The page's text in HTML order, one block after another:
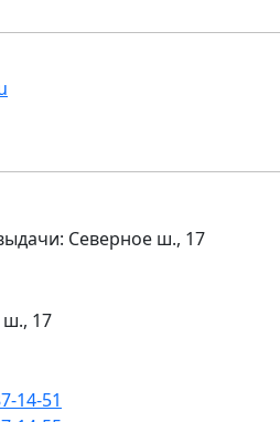
Северное ш., 17
ш., 17
14-51